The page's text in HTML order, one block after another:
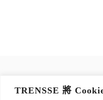
TRENSSE 將
讀出你的品味，